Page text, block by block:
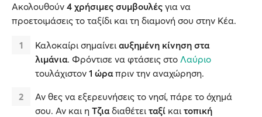
Ακολουθούν 4 χρήσιμες συμβουλές για να
προετοιμάσεις το ταξίδι και τη διαμονή σου στην Κέα.
Καλοκαίρι σημαίνει αυξημένη κίνηση στα
λιμάνια. Φρόντισε να φτάσεις στο Λαύριο
τουλάχιστον 1 ώραπριν την αναχώρηση.
Αν θες να εξερευνήσεις το νησί, πάρε το όχημά
σου. Αν και η Τζιαδιαθέτει ταξί και τοπική